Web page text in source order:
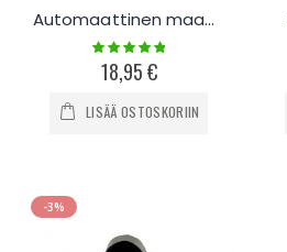
Automaattinen maahankiinnitettävä vapa 2.1 - 2.7m
Rating:
100%
18,95 €
LISÄÄ OSTOSKORIIN
-3%